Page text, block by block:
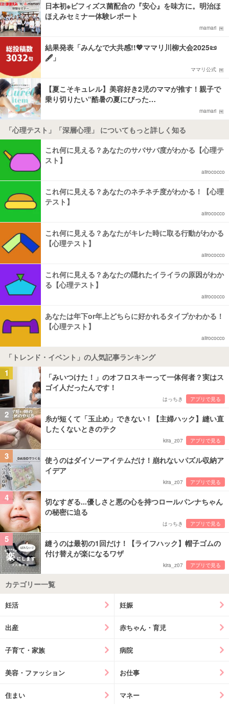
日本初※ビフィズス菌配合の『安心』を味方に。明治ほ
ほえみセミナー体験レポート
mamari
結果発表「みんなで大共感!!💖ママリ川柳大会2025📜
🖋️」
ママリ公式
【夏こそキュレル】美容好き2児のママが推す！親子で
乗り切りたい“酷暑の夏にぴった…
mamari
「心理テスト」「深層心理」 についてもっと詳しく知る
これ何に見える？あなたのサバサバ度がわかる【心理テ
スト】
aiirococco
これ何に見える？あなたのネチネチ度がわかる！【心理
テスト】
aiirococco
これ何に見える？あなたがキレた時に取る行動がわかる
【心理テスト】
aiirococco
これ何に見える？あなたの隠れたイライラの原因がわか
る【心理テスト】
aiirococco
あなたは年下or年上どちらに好かれるタイプかわかる！
【心理テスト】
aiirococco
「トレンド・イベント」の人気記事ランキング
1
「みいつけた！」のオフロスキーって一体何者？実はス
ゴイ人だったんです！
はっちき アプリで見る
2
糸が短くて「玉止め」できない！【主婦ハック】縫い直
したくないときのテク
kira_z07 アプリで見る
3
使うのはダイソーアイテムだけ！崩れないパズル収納ア
イデア
kira_z07 アプリで見る
4
切なすぎる...優しさと悪の心を持つロールパンナちゃん
の秘密に迫る
はっちき アプリで見る
5
縫うのは最初の1回だけ！【ライフハック】帽子ゴムの
付け替えが楽になるワザ
kira_z07 アプリで見る
カテゴリー一覧
妊活 妊娠
出産 赤ちゃん・育児
子育て・家族 病院
美容・ファッション お仕事
住まい マネー